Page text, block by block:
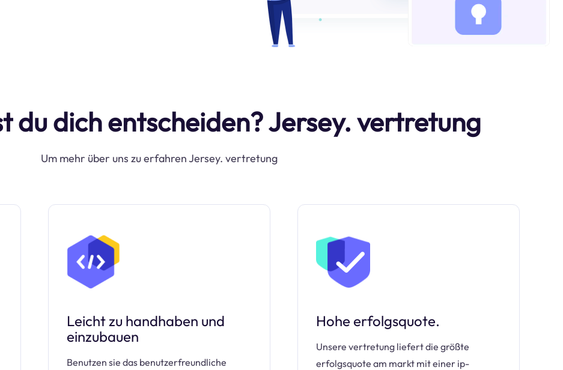
du dich entscheiden? Jersey. vertretung
Um mehr über uns zu erfahren Jersey. vertretung
Leicht zu handhaben und
einzubauen
Benutzen sie das benutzerfreundliche
Hohe erfolgsquote.
Unsere vertretung liefert die größte
erfolgsquote am markt mit einer ip-